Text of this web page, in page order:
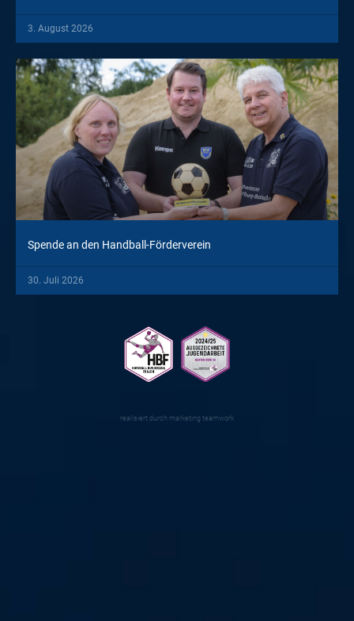
3. August 2026
Spende an den Handball-Förderverein
30. Juli 2026
realisiert durch marketing teamwork